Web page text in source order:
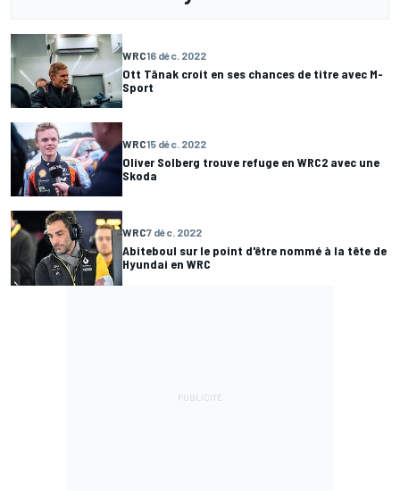
WRC16 déc. 2022
Ott Tänak croit en ses chances de titre avec M-
Sport
WRC15 déc. 2022
Oliver Solberg trouve refuge en WRC2 avec une
Skoda
WRC7 déc. 2022
Abiteboul sur le point d'être nommé à la tête de
Hyundai en WRC